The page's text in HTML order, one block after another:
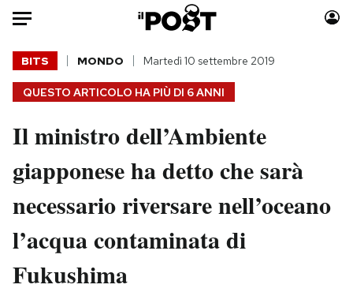
Auto
HOME
Italia
Politica
Tecnologia
Scienza
Cultura
Moda
Consumismi
Storie/Idee
Media
QUESTO ARTICOLO HA PIÙ DI 6 ANNI
BITS MONDO Martedì 10 settembre 2019
Il ministro dell’Ambiente
giapponese ha detto che sarà
necessario riversare nell’oceano
l’acqua contaminata di
Fukushima